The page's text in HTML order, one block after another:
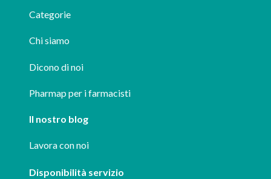
Categorie
Chi siamo
Dicono di noi
Pharmap per i farmacisti
Il nostro blog
Lavora con noi
Disponibilità servizio